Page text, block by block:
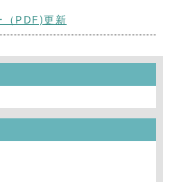
（PDF)更新